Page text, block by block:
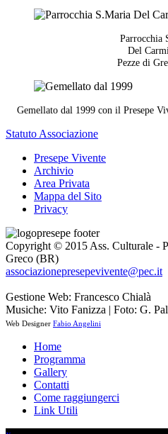
Parrocchia
Del
Pezze di
Gemellato dal 1999 con il Presepe
Statuto Associazione
Presepe Vivente
Archivio
Area Privata
Mappa del Sito
Privacy
Copyright © 2015 Ass. Culturale -
Greco (BR)
associazionepresepevivente@pec.it
Gestione Web: Francesco Chialà
Musiche: Vito Fanizza | Foto: G.
Web Designer Fabio Angelini
Home
Programma
Gallery
Contatti
Come raggiungerci
Link Utili